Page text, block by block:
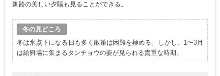
釧路の美しい夕陽も見ることができる。
冬の見どころ
冬は氷点下になる日も多く散策は困難を極める。しかし、1〜3月
は給餌場に集まるタンチョウの姿が見られる貴重な時期。